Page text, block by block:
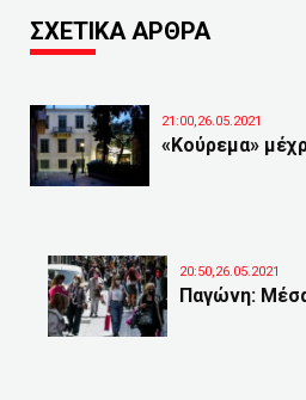
ΣΧΕΤΙΚΑ ΑΡΘΡΑ
21:00,26.05.2021
«Κούρεμα»
20:50,26.05.2021
Παγώνη: